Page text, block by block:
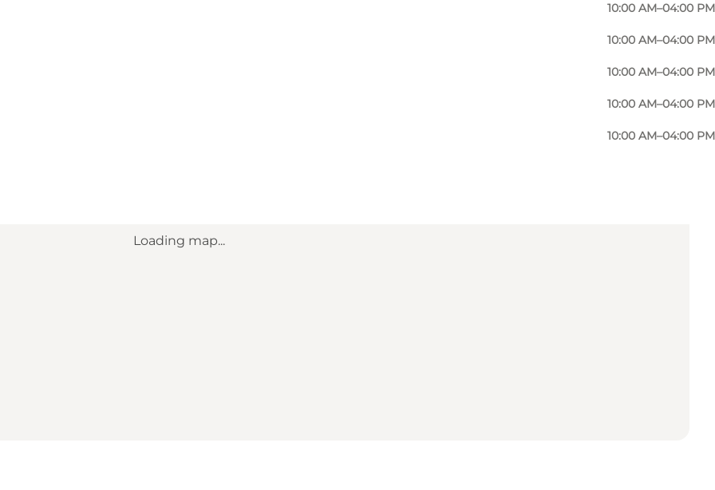
10:00 AM–04:00 PM
10:00 AM–04:00 PM
10:00 AM–04:00 PM
10:00 AM–04:00 PM
10:00 AM–04:00 PM
Loading map...